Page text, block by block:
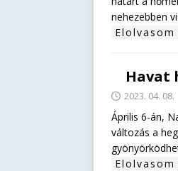
nehezebben
Havat
2023. 04. 08.
Április 6-án,
változás a